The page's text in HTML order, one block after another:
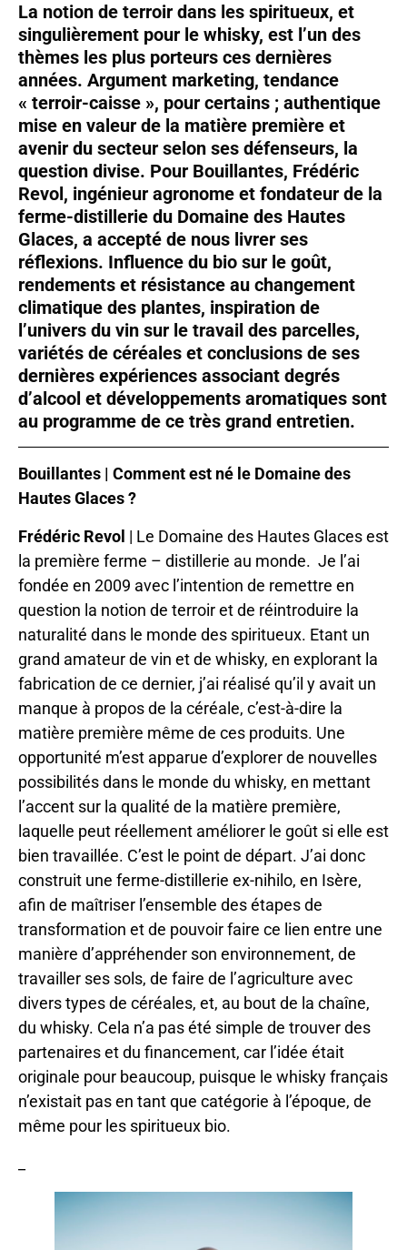
La notion de terroir dans les spiritueux, et
singulièrement pour le whisky, est l’un des
thèmes les plus porteurs ces dernières
années. Argument marketing, tendance
« terroir-caisse », pour certains ; authentique
mise en valeur de la matière première et
avenir du secteur selon ses défenseurs, la
question divise. Pour Bouillantes, Frédéric
Revol, ingénieur agronome et fondateur de la
ferme-distillerie du Domaine des Hautes
Glaces, a accepté de nous livrer ses
réflexions. Influence du bio sur le goût,
rendements et résistance au changement
climatique des plantes, inspiration de
l’univers du vin sur le travail des parcelles,
variétés de céréales et conclusions de ses
dernières expériences associant degrés
d’alcool et développements aromatiques sont
au programme de ce très grand entretien.
Bouillantes | Comment est né le Domaine des
Hautes Glaces ?
Frédéric Revol | Le Domaine des Hautes Glaces est
la première ferme – distillerie au monde. Je l’ai
fondée en 2009 avec l’intention de remettre en
question la notion de terroir et de réintroduire la
naturalité dans le monde des spiritueux. Etant un
grand amateur de vin et de whisky, en explorant la
fabrication de ce dernier, j’ai réalisé qu’il y avait un
manque à propos de la céréale, c’est-à-dire la
matière première même de ces produits. Une
opportunité m’est apparue d’explorer de nouvelles
possibilités dans le monde du whisky, en mettant
l’accent sur la qualité de la matière première,
laquelle peut réellement améliorer le goût si elle est
bien travaillée. C’est le point de départ. J’ai donc
construit une ferme-distillerie ex-nihilo, en Isère,
afin de maîtriser l’ensemble des étapes de
transformation et de pouvoir faire ce lien entre une
manière d’appréhender son environnement, de
travailler ses sols, de faire de l’agriculture avec
divers types de céréales, et, au bout de la chaîne,
du whisky. Cela n’a pas été simple de trouver des
partenaires et du financement, car l’idée était
originale pour beaucoup, puisque le whisky français
n’existait pas en tant que catégorie à l’époque, de
même pour les spiritueux bio.